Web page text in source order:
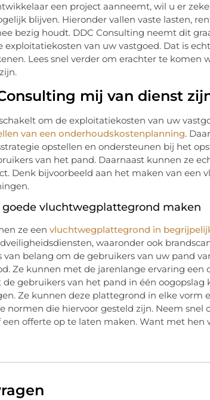
een project aanneemt, wil u er
blijven. Hieronder vallen vaste lasten,
bezig houdt. DDC Consulting neemt dit
exploitatiekosten van uw vastgoed. Dat is
Lees snel verder om erachter te komen
mij van dienst
om de exploitatiekosten van uw
van een onderhoudskostenplanning.
opstellen en ondersteunen bij het
van het pand. Daarnaast kunnen ze
Denk bijvoorbeeld aan het maken van een
vluchtwegplattegrond maken
ze een vluchtwegplattegrond in
waaronder ook
belang om de gebruikers van uw pand
Ze kunnen met de jarenlange ervaring
gebruikers van het pand in één oogopslag
Ze kunnen deze plattegrond in elke vorm
normen die hiervoor gesteld zijn. Neem snel
een offerte op te laten maken. Want met hen